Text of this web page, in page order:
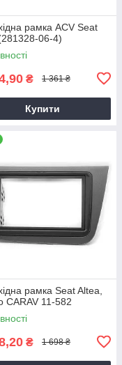
рамка ACV Seat
06-4)
₴ 1 361 ₴
Купити
рамка Seat Altea,
CARAV 11-582
₴ 1 698 ₴